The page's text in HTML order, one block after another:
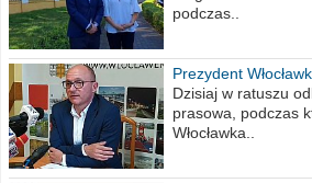
podczas..
Prezydent
obrażajmy się”
Dzisiaj w ratuszu
prasowa, podczas
Włocławka..